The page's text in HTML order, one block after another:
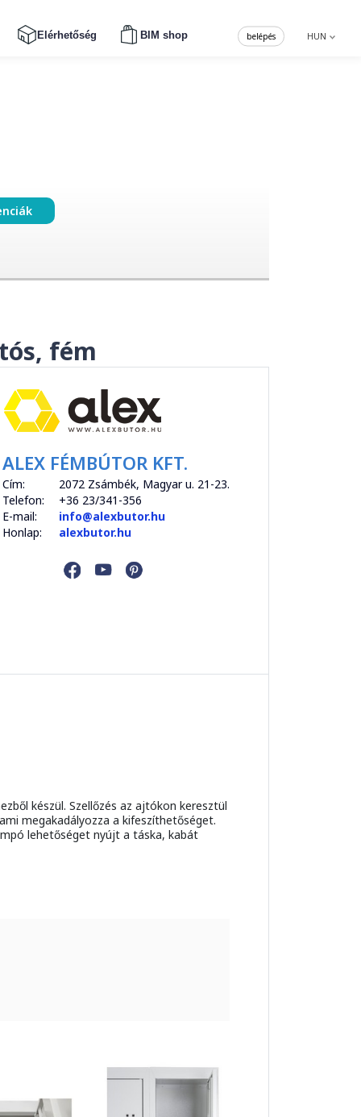
Elérhetőség BIM shop HUN
belépés
fém
ALEX FÉMBÚTOR KFT.
Cím:
2072 Zsámbék, Magyar u. 21-23.
Telefon:
+36 23/341-356
E-mail:
info@alexbutor.hu
Honlap:
alexbutor.hu
készül. Szellőzés az ajtókon keresztül
megakadályozza a kifeszíthetőséget.
lehetőséget nyújt a táska, kabát